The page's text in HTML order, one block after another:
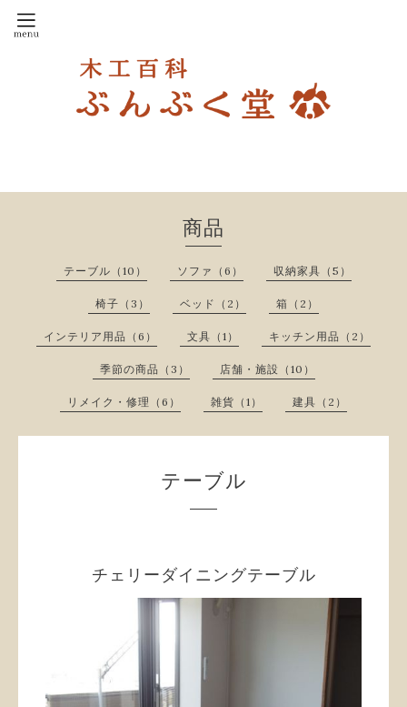
商品
テーブル（10） ソファ（6） 収納家具（5）
椅子（3） ベッド（2） 箱（2）
インテリア用品（6） 文具（1） キッチン用品（2）
季節の商品（3） 店舗・施設（10）
リメイク・修理（6） 雑貨（1） 建具（2）
テーブル
チェリーダイニングテーブル